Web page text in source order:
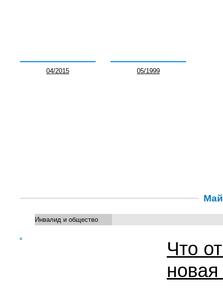
04/2015 05/1999
Инвалид и общество
Что
новая